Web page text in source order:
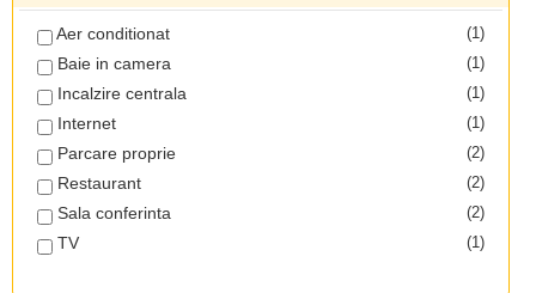
(1)
Aer conditionat
(1)
Baie in camera
(1)
Incalzire centrala
(1)
Internet
(2)
Parcare proprie
(2)
Restaurant
(2)
Sala conferinta
(1)
TV